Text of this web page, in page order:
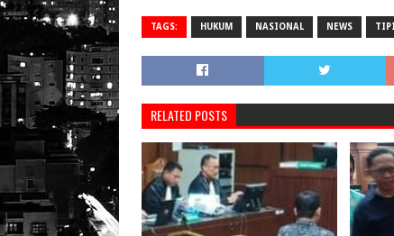
TAGS: HUKUM NASIONAL NEWS
RELATED POSTS